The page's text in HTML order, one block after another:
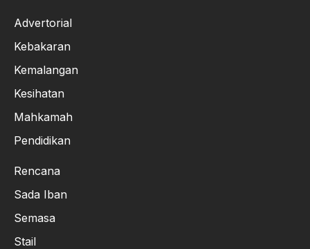
Advertorial
Kebakaran
Kemalangan
Kesihatan
Mahkamah
Pendidikan
Rencana
Sada Iban
Semasa
Stail